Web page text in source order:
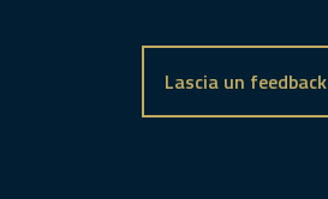
Lascia un feedback